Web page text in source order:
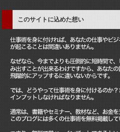
このサイトに込めた想い